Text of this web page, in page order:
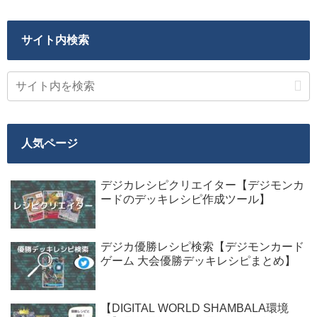
サイト内検索
人気ページ
デジカレシピクリエイター【デジモンカ
ードのデッキレシピ作成ツール】
デジカ優勝レシピ検索【デジモンカード
ゲーム 大会優勝デッキレシピまとめ】
【DIGITAL WORLD SHAMBALA環境